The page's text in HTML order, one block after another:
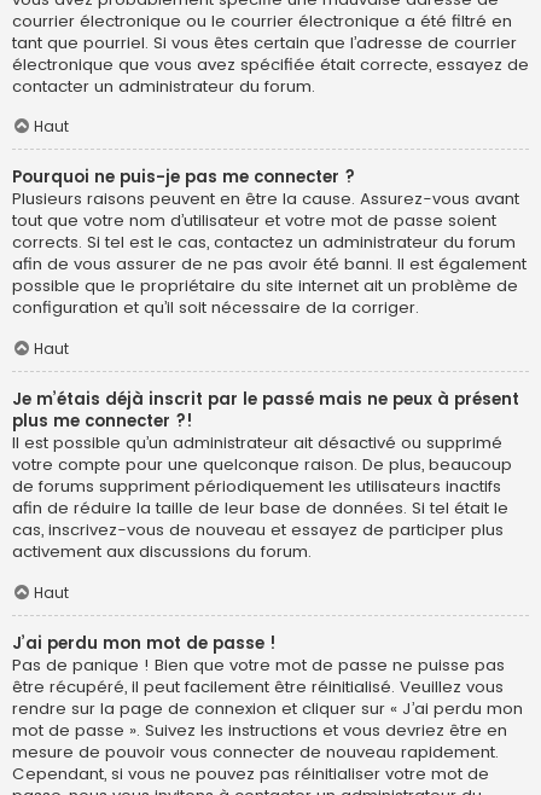
courrier électronique ou le courrier électronique a été filtré en
tant que pourriel. Si vous êtes certain que l’adresse de courrier
électronique que vous avez spécifiée était correcte, essayez de
contacter un administrateur du forum.
Haut
Pourquoi ne puis-je pas me connecter ?
Plusieurs raisons peuvent en être la cause. Assurez-vous avant
tout que votre nom d’utilisateur et votre mot de passe soient
corrects. Si tel est le cas, contactez un administrateur du forum
afin de vous assurer de ne pas avoir été banni. Il est également
possible que le propriétaire du site internet ait un problème de
configuration et qu’il soit nécessaire de la corriger.
Haut
Je m’étais déjà inscrit par le passé mais ne peux à présent
plus me connecter ?!
Il est possible qu’un administrateur ait désactivé ou supprimé
votre compte pour une quelconque raison. De plus, beaucoup
de forums suppriment périodiquement les utilisateurs inactifs
afin de réduire la taille de leur base de données. Si tel était le
cas, inscrivez-vous de nouveau et essayez de participer plus
activement aux discussions du forum.
Haut
J’ai perdu mon mot de passe !
Pas de panique ! Bien que votre mot de passe ne puisse pas
être récupéré, il peut facilement être réinitialisé. Veuillez vous
rendre sur la page de connexion et cliquer sur « J’ai perdu mon
mot de passe ». Suivez les instructions et vous devriez être en
mesure de pouvoir vous connecter de nouveau rapidement.
Cependant, si vous ne pouvez pas réinitialiser votre mot de